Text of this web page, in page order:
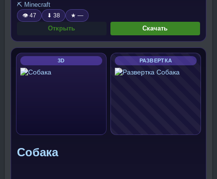
⛏️ Minecraft
👁 47 ⬇ 38 ★ —
Открыть Скачать
3D РАЗВЕРТКА
Собака